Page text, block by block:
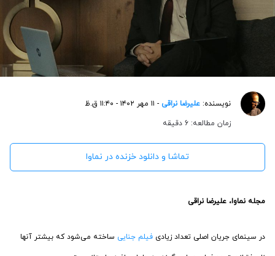
نویسنده: علیرضا نراقی - ۱۱ مهر ۱۴۰۲ - ۱۱:۴۰ ق.ظ
زمان مطالعه: 6 دقیقه
تماشا و دانلود خزنده در نماوا
مجله نماوا، علیرضا نراقی
در سینمای جریان اصلی تعداد زیادی فیلم جنایی ساخته می‌شود که بیشتر آنها